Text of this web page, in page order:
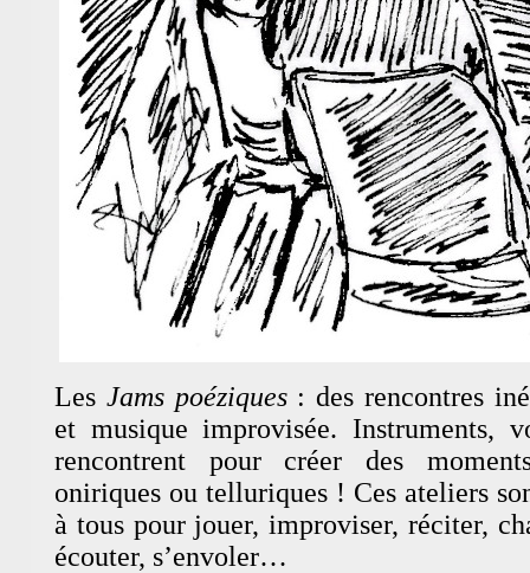
Les Jams poéziques: des rencontres
et musique improvisée. Instruments,
rencontrent pour créer des
oniriques ou telluriques ! Ces ateliers
à tous pour jouer, improviser, réciter,
écouter, s’envoler…